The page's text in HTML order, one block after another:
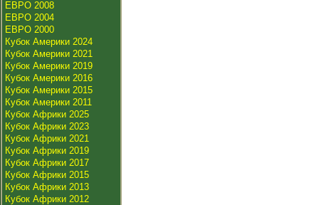
ЕВРО 2008
ЕВРО 2004
ЕВРО 2000
Кубок Америки 2024
Кубок Америки 2021
Кубок Америки 2019
Кубок Америки 2016
Кубок Америки 2015
Кубок Америки 2011
Кубок Африки 2025
Кубок Африки 2023
Кубок Африки 2021
Кубок Африки 2019
Кубок Африки 2017
Кубок Африки 2015
Кубок Африки 2013
Кубок Африки 2012